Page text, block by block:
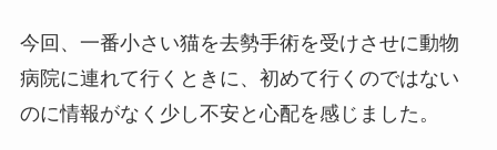
今回、一番小さい猫を去勢手術を受けさせに動物
病院に連れて行くときに、初めて行くのではない
のに情報がなく少し不安と心配を感じました。